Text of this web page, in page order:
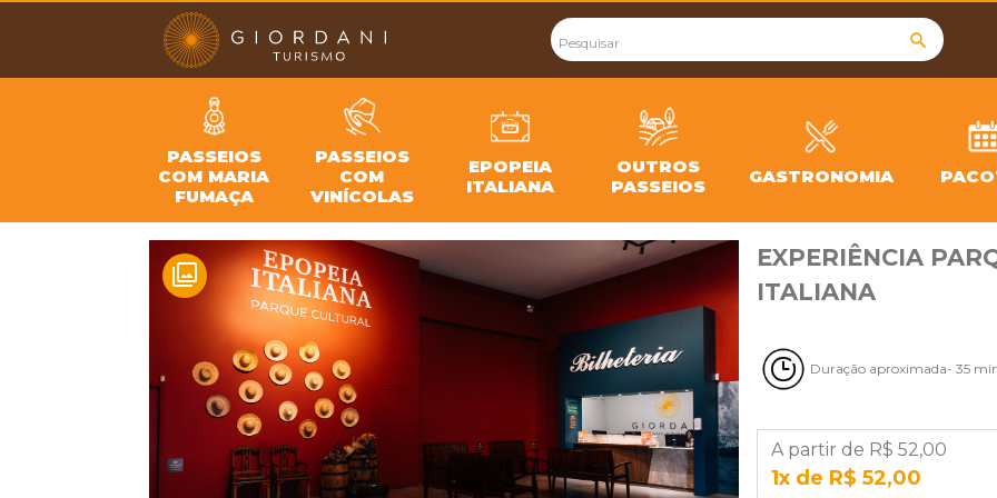
PASSEIOS
COM MARIA
FUMAÇA
PASSEIOS
COM
VINÍCOLAS
EPOPEIA
ITALIANA
OUTROS
PASSEIOS
GASTRONOMIA
filter
EXPERIÊNCIA
ITALIANA
Duração aproximada- 35
A partir de R$ 52,00
1x de R$ 52,00
search